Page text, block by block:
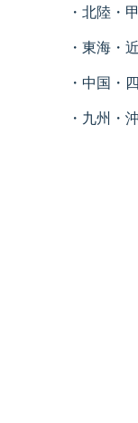
北陸・
東海・
中国・
九州・